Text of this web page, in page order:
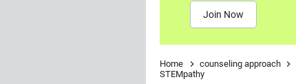
Join Now
Home counseling approach
STEMpathy